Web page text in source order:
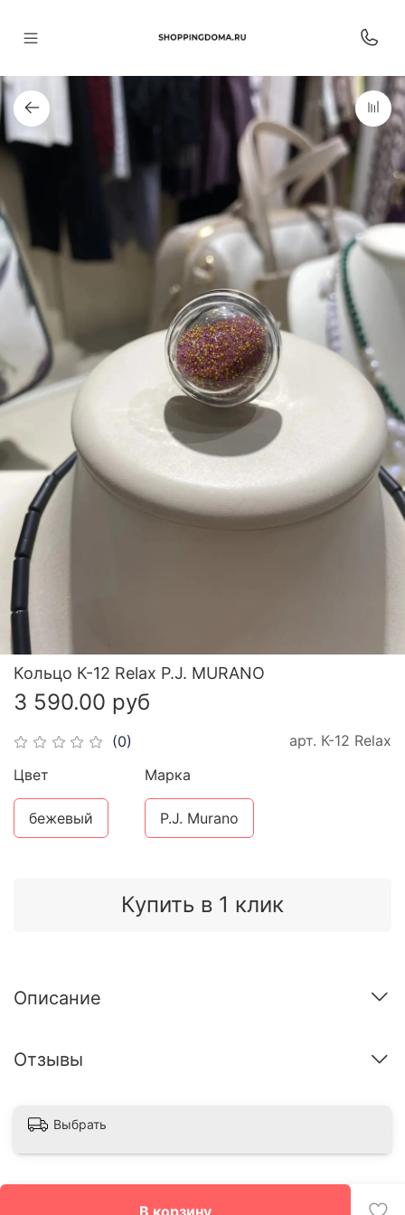
(0) арт. К-12 Relax
Кольцо К-12 Relax P.J. MURANO
3 590.00 руб
В корзину
Купить в 1 клик
Цвет
бежевый
Марка
P.J. Murano
Описание
Отзывы
Выбрать